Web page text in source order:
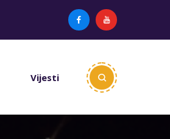
Vijesti